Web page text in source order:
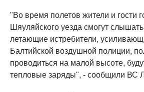
"Во время полетов жители и гости
Шяуляйского уезда смогут
летающие истребители,
Балтийской воздушной полиции,
проводиться на малой высоте,
тепловые заряды", - сообщили ВС